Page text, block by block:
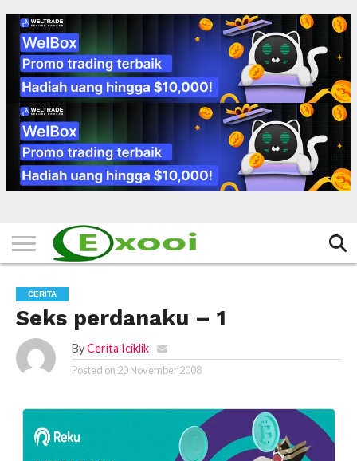
HOME
FILTER
BERITA
BIODATA
CERITA
CERPEN
EKSKLUSIF
FOTO
VIDEO
TIPS
MORE
CERITA
Seks perdanaku – 1
By Cerita Iciklik
Posted on 20 November 2008